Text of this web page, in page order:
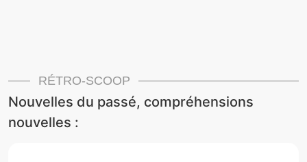
RÉTRO-SCOOP
Nouvelles du passé, compréhensions
nouvelles :